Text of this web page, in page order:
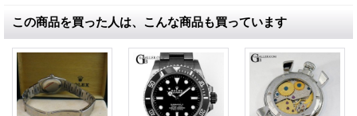
この商品を買った人は、こんな商品も買っています